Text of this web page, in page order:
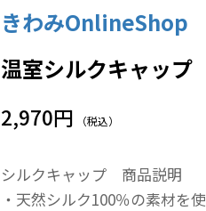
きわみOnlineShop
温室シルクキャップ
2,970円 （税込）
シルクキャップ 商品説明
・天然シルク100％の素材を